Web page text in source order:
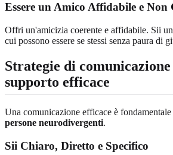
Essere un Amico Affidabile e Non
Offri un'amicizia coerente e affidabile. Sii
cui possono essere se stessi senza paura di
Strategie di
supporto efficace
Una comunicazione efficace è
persone neurodivergenti.
Sii Chiaro, Diretto e Specifico